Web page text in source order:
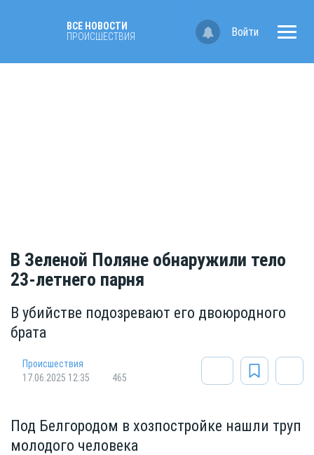
ВСЕ НОВОСТИ
ПРОИСШЕСТВИЯ
Войти
В Зеленой Поляне обнаружили тело
23-летнего парня
В убийстве подозревают его двоюродного
брата
Происшествия
17.06.2025 12:35
465
Под Белгородом в хозпостройке нашли труп
молодого человека